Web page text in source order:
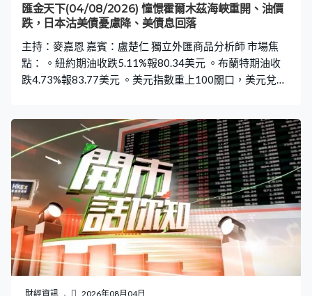
匯金天下(04/08/2026) 憧憬霍爾木茲海峽重開、油價
跌，日本沽美債憂慮降、美債息回落
主持：麥嘉恩 嘉賓：盧楚仁 獨立外匯商品分析師 市場焦
點： 。紐約期油收跌5.11%報80.34美元 。布蘭特期油收
跌4.73%報83.77美元 。美元指數重上100關口，美元兌日
日本上周兩日斥13.78萬億日圓入市支持日圓匯價 。紐約
聯儲行威廉斯：料通脹預期下半年放緩，現利率水平理想
。美國25個州提訟反對特朗普政府最新關稅措施 。美國7
月ISM製造業指數升至55.6勝預期
財經資訊 2026年08月04日